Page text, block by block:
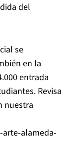
del
se
en la
entrada
Revisa
nuestra
alameda-